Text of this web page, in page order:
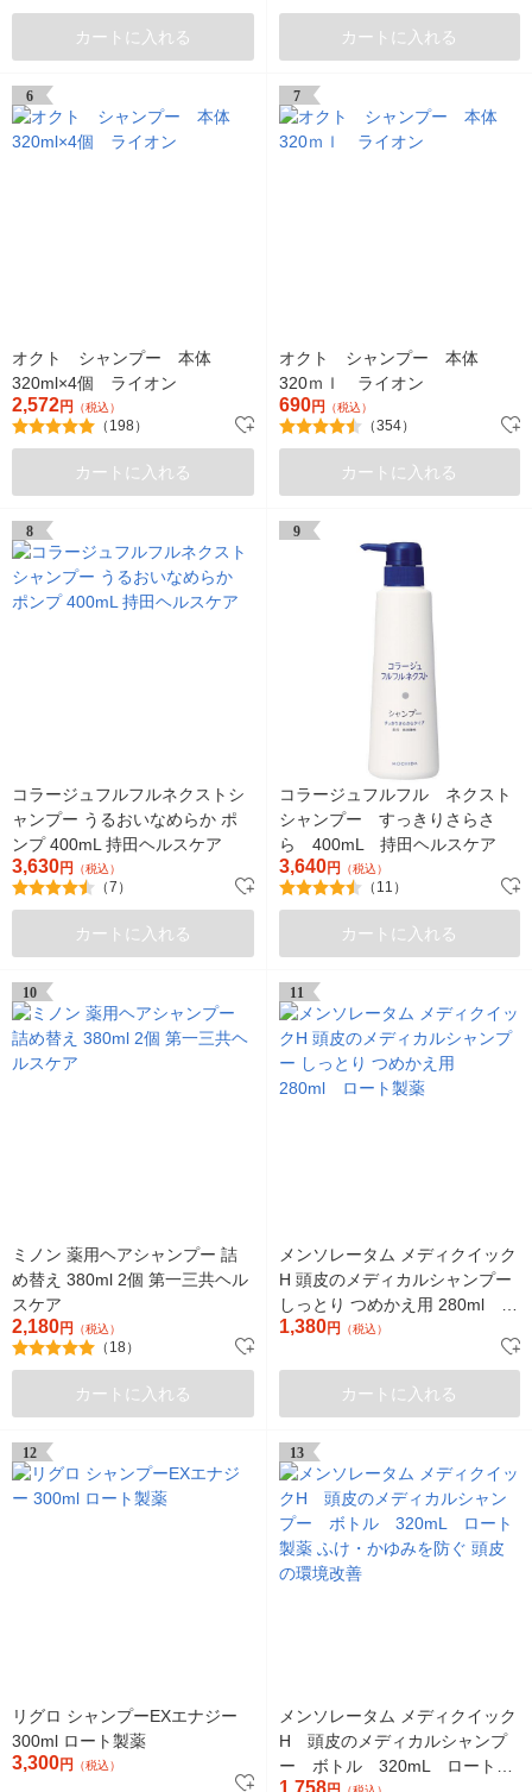
カートに入れる カートに入れる
6
オクト シャンプー 本体
320ml×4個 ライオン
2,572円 （税込）
（198）
カートに入れる
7
オクト シャンプー 本体
320ｍｌ ライオン
690円 （税込）
（354）
カートに入れる
8
コラージュフルフルネクストシ
ャンプー うるおいなめらか ポ
ンプ 400mL 持田ヘルスケア
3,630円 （税込）
（7）
カートに入れる
9
コラージュフルフル ネクスト
シャンプー すっきりさらさ
ら 400mL 持田ヘルスケア
3,640円 （税込）
（11）
カートに入れる
10
ミノン 薬用ヘアシャンプー 詰
め替え 380ml 2個 第一三共ヘル
スケア
2,180円 （税込）
（18）
カートに入れる
11
メンソレータム メディクイック
H 頭皮のメディカルシャンプー
しっとり つめかえ用 280ml ロ
ート製薬
1,380円 （税込）
カートに入れる
12
リグロ シャンプーEXエナジー
300ml ロート製薬
3,300円 （税込）
13
メンソレータム メディクイック
H 頭皮のメディカルシャンプ
ー ボトル 320mL ロート製
1,758